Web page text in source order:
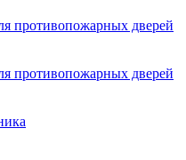
противопожарных дверей
противопожарных дверей